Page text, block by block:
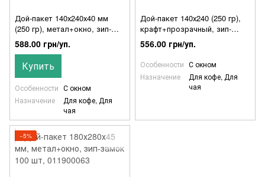
Дой-пакет 140х240х40 мм
(250 гр), метал+окно, зип-
замок 100 шт, 011900062
588.00 грн/уп.
Купить
Особенности С окном
Назначение
Для кофе, Для
чая
Дой-пакет 140х240 (250 гр),
крафт+прозрачный, зип-
замок 100 шт, 011900038
556.00 грн/уп.
Особенности С окном
Назначение
Для кофе, Для
чая
−5%